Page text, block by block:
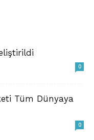
0
Tüm Dünyaya
0